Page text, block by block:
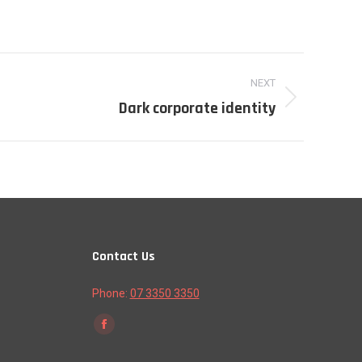
NEXT
Dark corporate identity
Contact Us
Phone: 07 3350 3350
Find us on:
Facebook